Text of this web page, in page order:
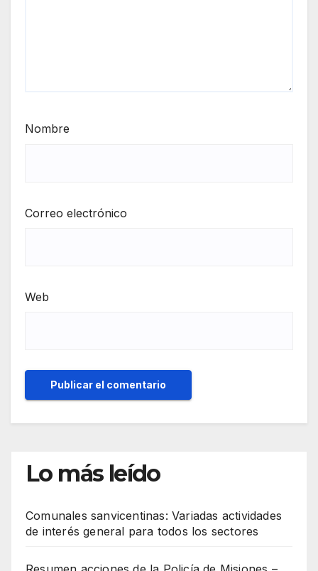
Nombre
Correo electrónico
Web
Lo más leído
Comunales sanvicentinas: Variadas actividades
de interés general para todos los sectores